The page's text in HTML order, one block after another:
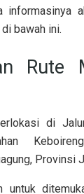
informasinya
bawah ini.
Rute
di
Provinsi
untuk